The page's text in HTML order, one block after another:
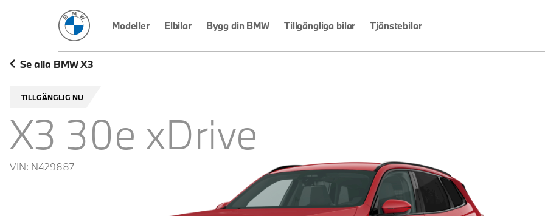
BMW Sverige
Modeller Elbilar Bygg din BMW Tillgängliga bilar Tjänstebilar
Se alla BMW X3
TILLGÄNGLIG NU
X3 30e xDrive
VIN: N429887